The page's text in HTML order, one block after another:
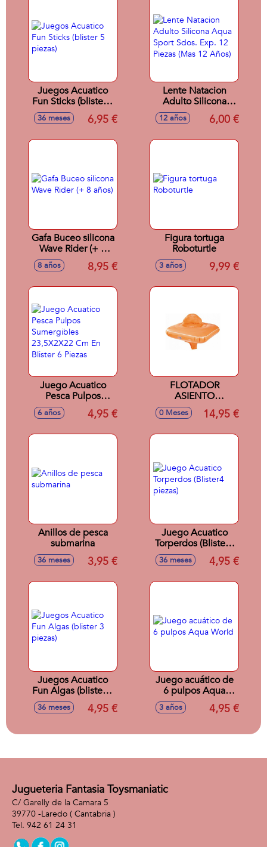
Juegos Acuatico
Fun Sticks (blister 5
piezas)
36 meses 6,95 €
Lente Natacion
Adulto Silicona
Aqua Sport Sdos.
Exp. 12 Piezas (Mas
12 años 6,00 €
Gafa Buceo silicona
Wave Rider (+ 8
años)
8 años 8,95 €
Figura tortuga
Roboturtle
3 años 9,99 €
Juego Acuatico
Pesca Pulpos
Sumergibles
23,5X2X22 Cm En
6 años 4,95 €
FLOTADOR
ASIENTO
HOMOLOGADO
TIGEX 0-12M
0 Meses 14,95 €
Anillos de pesca
submarina
36 meses 3,95 €
Juego Acuatico
Torperdos (Blister4
piezas)
36 meses 4,95 €
Juegos Acuatico
Fun Algas (blister 3
piezas)
36 meses 4,95 €
Juego acuático de
6 pulpos Aqua
World
3 años 4,95 €
Jugueteria Fantasia Toysmaniatic
C/ Garelly de la Camara 5
39770 -Laredo ( Cantabria )
942 61 24 31